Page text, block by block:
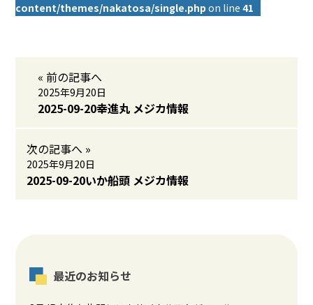
content/themes/nakatosa/single.php on line41
« 前の記事へ
2025年9月20日
2025-09-20幸進丸 メジカ情報
次の記事へ »
2025年9月20日
2025-09-20いか船頭 メジカ情報
最近のお知らせ